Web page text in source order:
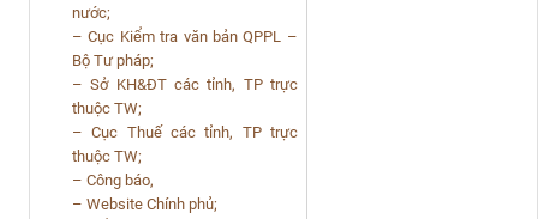
nước;
– Cục Kiểm tra văn bản QPPL –
Bộ Tư pháp;
– Sở KH&ĐT các tỉnh, TP trực
thuộc TW;
– Cục Thuế các tỉnh, TP trực
thuộc TW;
– Công báo,
– Website Chính phủ;